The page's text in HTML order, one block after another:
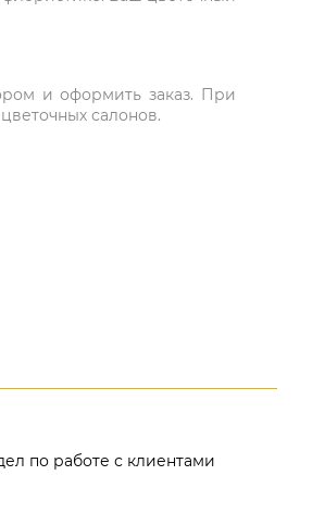
и оформить заказ. При
салонов.
по работе с клиентами